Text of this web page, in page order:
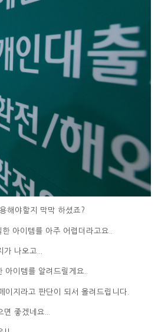
해야할지 막막 하셨죠?
아이템를 아주 어렵더라고요..
나오고...
아이템를 알려드릴게요..
지라고 판단이 되서 올려드립니다.
좋겠네요...